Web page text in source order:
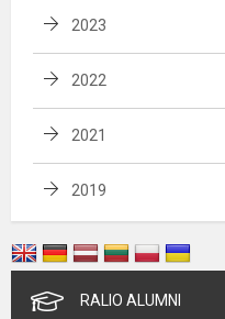
2023
2022
2021
2019
RALIO ALUMNI